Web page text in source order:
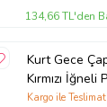
134,66 TL'den
Kurt Gece
Kırmızı
Beden 0.15
Kargo ile Teslimat